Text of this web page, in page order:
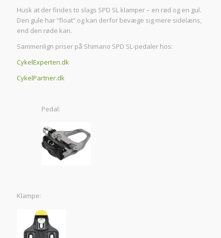
Husk at der findes to slags SPD SL klamper – en rød og en gul.
Den gule har “float” og kan derfor bevæge sig mere sidelæns,
end den røde kan.
Sammenlign priser på Shimano SPD SL-pedaler hos:
CykelExperten.dk
CykelPartner.dk
Pedal:
Klampe: